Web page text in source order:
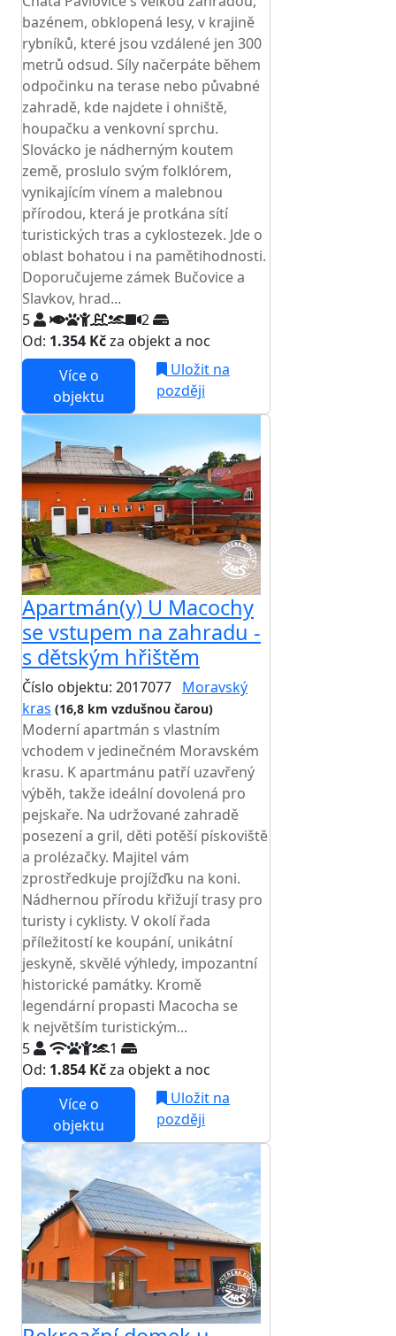
bazénem, obklopená lesy, v krajině
rybníků, které jsou vzdálené jen 300
metrů odsud. Síly načerpáte během
odpočinku na terase nebo půvabné
zahradě, kde najdete i ohniště,
houpačku a venkovní sprchu.
Slovácko je nádherným koutem
země, proslulo svým folklórem,
vynikajícím vínem a malebnou
přírodou, která je protkána sítí
turistických tras a cyklostezek. Jde o
oblast bohatou i na pamětihodnosti.
Doporučujeme zámek Bučovice a
Slavkov, hrad...
5
2
Od: 1.354 Kčza objekt a noc
Více o
objektu
Uložit na
později
Apartmán(y) U Macochy
se vstupem na zahradu -
s dětským hřištěm
Číslo objektu: 2017077 Moravský
kras (16,8 km vzdušnou čarou)
Moderní apartmán s vlastním
vchodem v jedinečném Moravském
krasu. K apartmánu patří uzavřený
výběh, takže ideální dovolená pro
pejskaře. Na udržované zahradě
posezení a gril, děti potěší pískoviště
a prolézačky. Majitel vám
zprostředkuje projížďku na koni.
Nádhernou přírodu křižují trasy pro
turisty i cyklisty. V okolí řada
příležitostí ke koupání, unikátní
jeskyně, skvělé výhledy, impozantní
historické památky. Kromě
legendární propasti Macocha se
k největším turistickým...
5
1
Od: 1.854 Kčza objekt a noc
Více o
objektu
Uložit na
později